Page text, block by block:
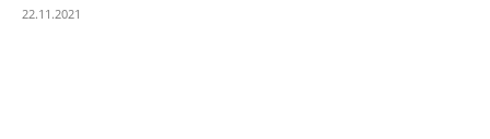
22.11.2021